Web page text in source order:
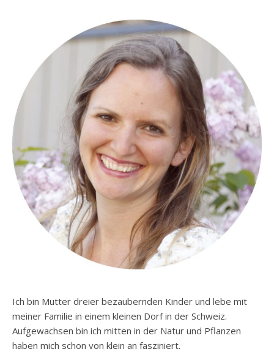
Ich bin Mutter dreier bezaubernden Kinder und lebe mit
meiner Familie in einem kleinen Dorf in der Schweiz.
Aufgewachsen bin ich mitten in der Natur und Pflanzen
haben mich schon von klein an fasziniert.